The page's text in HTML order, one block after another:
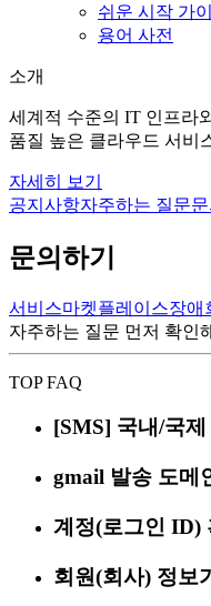
쉬운 시작 가
용어 사전
소개
세계적 수준의 IT 인프라
품질 높은 클라우드 서비
자세히 보기
공지사항자주하는 질문문
문의하기
서비스마켓플레이스장애
자주하는 질문 먼저 확인
TOP FAQ
[SMS] 국내/국
gmail 발송 도메
계정(로그인 ID)
회원(회사) 정보